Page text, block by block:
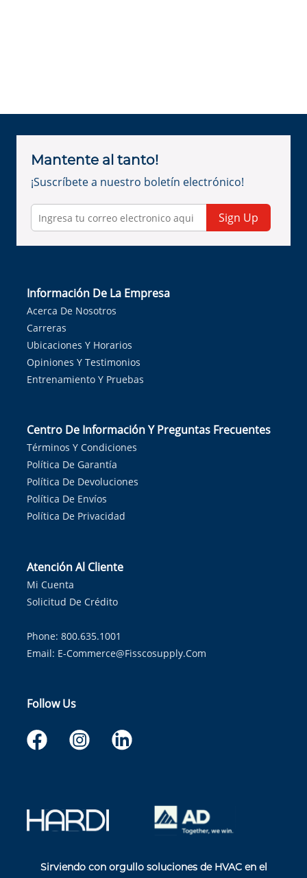
Mantente al tanto!
¡Suscríbete a nuestro boletín electrónico!
Sign Up
Información De La Empresa
Acerca De Nosotros
Carreras
Ubicaciones Y Horarios
Opiniones Y Testimonios
Entrenamiento Y Pruebas
Centro De Información Y Preguntas Frecuentes
Términos Y Condiciones
Política De Garantía
Política De Devoluciones
Política De Envíos
Política De Privacidad
Atención Al Cliente
Mi Cuenta
Solicitud De Crédito
Phone: 800.635.1001
Email: E-Commerce@fisscosupply.com
Follow Us
Sirviendo con orgullo soluciones de HVAC en el